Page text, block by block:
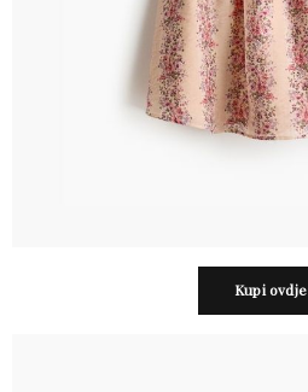
Kupi ovdje